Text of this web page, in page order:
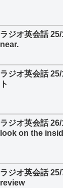
ラジオ英会話
near.
ラジオ英会話
ト
ラジオ英会話
look on the
ラジオ英会話
review